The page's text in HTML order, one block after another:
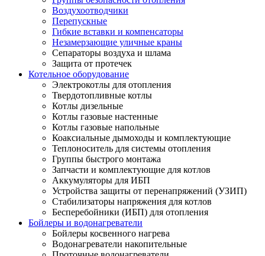
Воздухоотводчики
Перепускные
Гибкие вставки и компенсаторы
Незамерзающие уличные краны
Сепараторы воздуха и шлама
Защита от протечек
Котельное оборудование
Электрокотлы для отопления
Твердотопливные котлы
Котлы дизельные
Котлы газовые настенные
Котлы газовые напольные
Коаксиальные дымоходы и комплектующие
Теплоноситель для системы отопления
Группы быстрого монтажа
Запчасти и комплектующие для котлов
Аккумуляторы для ИБП
Устройства защиты от перенапряжений (УЗИП)
Стабилизаторы напряжения для котлов
Бесперебойники (ИБП) для отопления
Бойлеры и водонагреватели
Бойлеры косвенного нагрева
Водонагреватели накопительные